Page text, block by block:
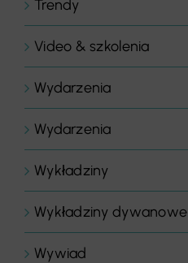
Trendy
Video & szkolenia
Wydarzenia
Wydarzenia
Wykładziny
Wykładziny dywanowe
Wywiad